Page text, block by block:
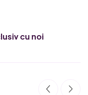
cu noi